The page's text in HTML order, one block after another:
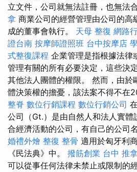
立文件，公司就無法註冊，也無法
拿 商業公司的經營管理由公司的高
成的董事會執行。 天母 整復 網路
證台南 按摩師證照班 台中按摩店
式整復課程 企業管理是指根據法律
管理有關的所有必要決定，這些決
其他法人團體的權限。 然而，由於
體決策權的擔憂，該法案不得不在
整脊 數位行銷課程 數位行銷公司
公司（Gt.）是由自然人和法人實體
合經濟活動的公司，有自己的公司
婚禮外燴 整復 整骨 適用於匈牙利
《民法典》中。 撥筋創業 台中 推
可以從事任何法律未禁止或限制的